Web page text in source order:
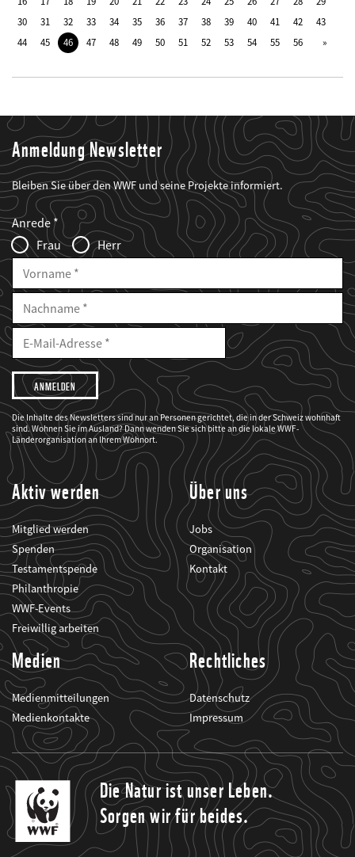
30
31 32 33 34 35 36 37 38 39 40 41 42
43
44
45 46 47 48 49 50 51 52 53 54 55 56
Anmeldung Newsletter
Bleiben Sie über den WWF und seine Projekte informiert.
Web2Case
Infofelder
Fieldset
anrede_name
Anrede
Frau
Herr
Vorname
Nachname
E-
Mailadresse
E-
Adresse
Ich
möchte,
dass
der
WWF
mich
über
seine
Projekte
informiert.
Die Inhalte des Newsletters sind nur an Personen gerichtet, die in der Schweiz wohnhaft
sind. Wohnen Sie im Ausland? Dann wenden Sie sich bitte an die lokale WWF-
Länderorganisation an Ihrem Wohnort.
Aktiv werden
Mitglied werden
Spenden
Testamentspende
Philanthropie
WWF-Events
Freiwillig arbeiten
Über uns
Jobs
Organisation
Kontakt
Medien
Medienmitteilungen
Medienkontakte
Rechtliches
Datenschutz
Impressum
Die Natur ist unser Leben.
Sorgen wir für beides.